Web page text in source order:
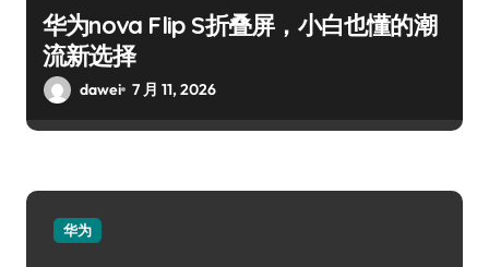
华为nova Flip S折叠屏，小白也懂的潮
流新选择
dawei 7 月 11, 2026
华为